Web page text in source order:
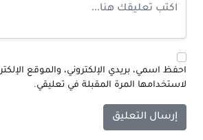
احفظ اسمي، بريدي الإلكتروني، والموقع
لاستخدامها المرة المقبلة في تعليقي.